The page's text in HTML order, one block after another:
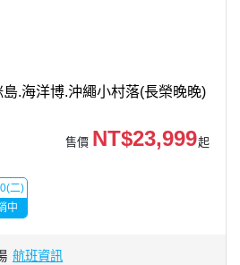
.海洋博.沖繩小村落(長榮晚晚)
售價 NT$23,999起
二)
中
航班資訊